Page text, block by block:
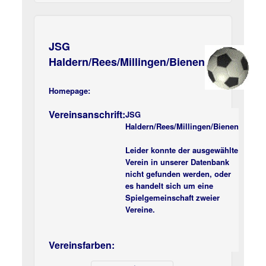
JSG
Haldern/Rees/Millingen/Bienen
Homepage:
Vereinsanschrift:JSG
Haldern/Rees/Millingen/Bienen
Leider konnte der ausgewählte
Verein in unserer Datenbank
nicht gefunden werden, oder
es handelt sich um eine
Spielgemeinschaft zweier
Vereine.
Vereinsfarben: